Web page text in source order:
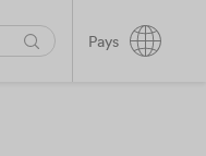
Pays